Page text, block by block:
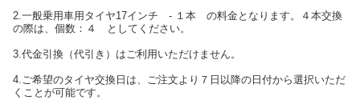
2.一般乗用車用タイヤ17インチ - １本 の料金となります。４本交換
の際は、個数：４ としてください。
3.代金引換（代引き）はご利用いただけません。
4.ご希望のタイヤ交換日は、ご注文より７日以降の日付から選択いただ
くことが可能です。